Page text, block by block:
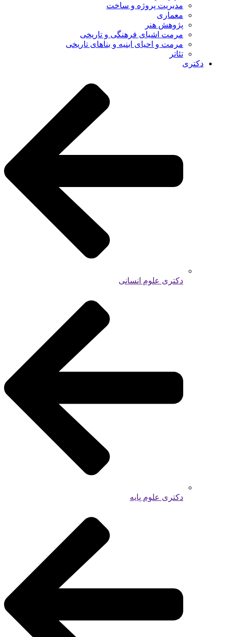
مدیریت پروژه و ساخت
معماری
پژوهش هنر
مرمت اشیای فرهنگی و تاریخی
مرمت و احیای ابنیه و بناهای تاریخی
تئاتر
دکتری
دکتری علوم انسانی
دکتری علوم پایه